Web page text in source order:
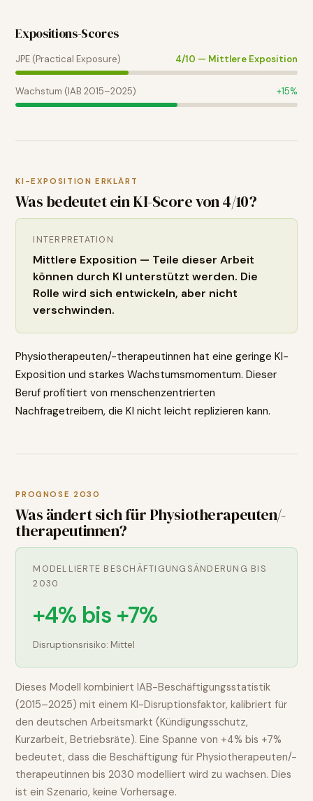
Expositions-Scores
JPE (Practical Exposure) 4/10 — Mittlere Exposition
Wachstum (IAB 2015–2025) +15%
KI-EXPOSITION ERKLÄRT
Was bedeutet ein KI-Score von4/10?
INTERPRETATION
Mittlere Exposition — Teile dieser Arbeit
können durch KI unterstützt werden. Die
Rolle wird sich entwickeln, aber nicht
verschwinden.
Physiotherapeuten/-therapeutinnen hat eine geringe KI-
Exposition und starkes Wachstumsmomentum. Dieser
Beruf profitiert von menschenzentrierten
Nachfragetreibern, die KI nicht leicht replizieren kann.
PROGNOSE 2030
Was ändert sich für Physiotherapeuten/-
therapeutinnen?
MODELLIERTE BESCHÄFTIGUNGSÄNDERUNG BIS
2030
+4% bis +7%
Disruptionsrisiko: Mittel
Dieses Modell kombiniert IAB-Beschäftigungsstatistik
(2015–2025) mit einem KI-Disruptionsfaktor, kalibriert für
den deutschen Arbeitsmarkt (Kündigungsschutz,
Kurzarbeit, Betriebsräte). Eine Spanne von +4% bis +7%
bedeutet, dass die Beschäftigung fürPhysiotherapeuten/-
therapeutinnen bis 2030 modelliert wird zu wachsen. Dies
ist ein Szenario, keine Vorhersage.